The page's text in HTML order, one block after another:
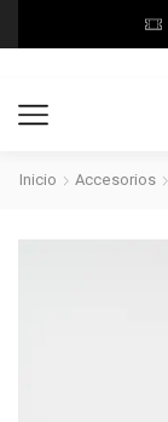
Inicio Accesorios